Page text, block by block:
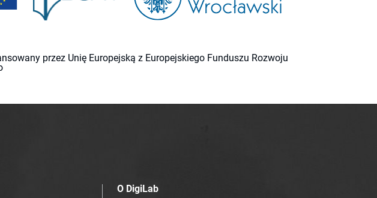
przez Unię Europejską z Europejskiego Funduszu Rozwoju
O DigiLab